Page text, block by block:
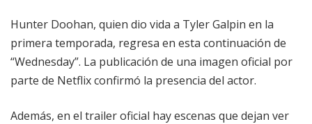
Hunter Doohan, quien dio vida a Tyler Galpin en la
primera temporada, regresa en esta continuación de
“Wednesday”. La publicación de una imagen oficial por
parte de Netflix confirmó la presencia del actor.
Además, en el trailer oficial hay escenas que dejan ver